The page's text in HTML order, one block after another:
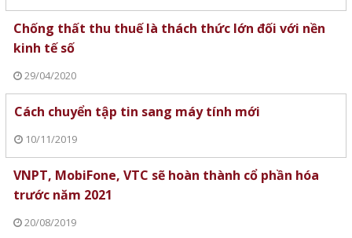
Chống thất thu thuế là thách thức lớn đối với nền
kinh tế số
29/04/2020
Cách chuyển tập tin sang máy tính mới
10/11/2019
VNPT, MobiFone, VTC sẽ hoàn thành cổ phần hóa
trước năm 2021
20/08/2019